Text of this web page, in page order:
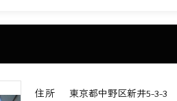
住所 東京都中野区新井5-3-3